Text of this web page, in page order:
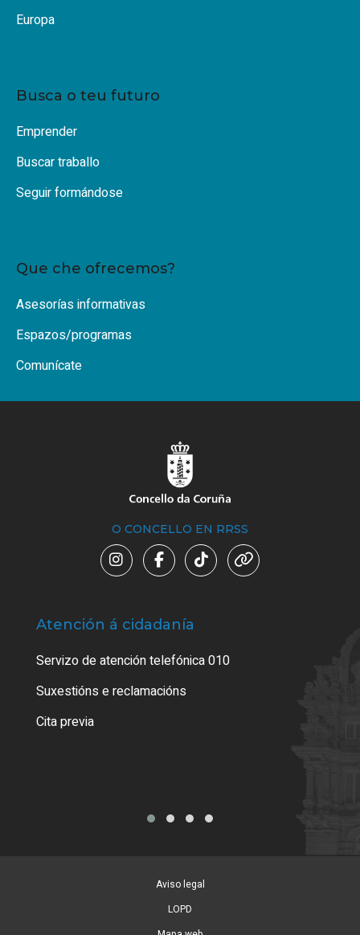
Europa
Busca o teu futuro
Emprender
Buscar traballo
Seguir formándose
Que che ofrecemos?
Asesorías informativas
Espazos/programas
Comunícate
O CONCELLO EN RRSS
Atención á cidadanía
Servizo de atención telefónica 010
Suxestións e reclamacións
Cita previa
Aviso legal
LOPD